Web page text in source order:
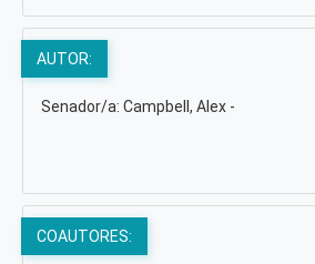
AUTOR:
Senador/a: Campbell, Alex -
COAUTORES: